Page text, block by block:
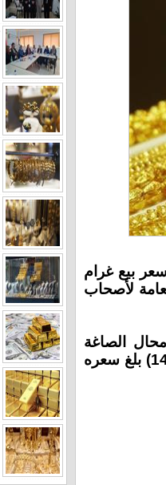
بيع غرام
النقابة العامة لأصحاب
الأخرى، فقد سجل سعر غرام عيار (24) في محال الصاغة
94.40 دينارا، في حين بلغ سعر بيع غرام الذهب من عيار (18) 73 دينارا، وعيار (14) بلغ سعره